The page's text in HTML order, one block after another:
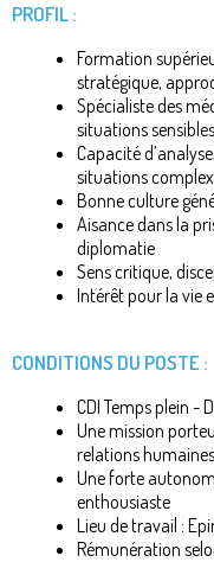
PROFIL :
Formation
stratégique,
Spécialiste des
situations sensibles
Capacité
situations
Bonne culture
Aisance dans la
diplomatie
Sens critique,
Intérêt pour la vie
CONDITIONS DU POSTE :
CDI Temps plein -
Une mission
relations
Une forte
enthousiaste
Lieu de travail :
Rémunération